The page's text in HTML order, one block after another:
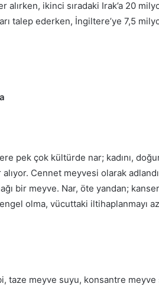
alırken, ikinci sıradaki Irak’a 20
talep ederken, İngiltere’ye 7,5
pek çok kültürde nar; kadını,
Cennet meyvesi olarak
bir meyve. Nar, öte yandan;
olma, vücuttaki iltihaplanmayı
taze meyve suyu, konsantre